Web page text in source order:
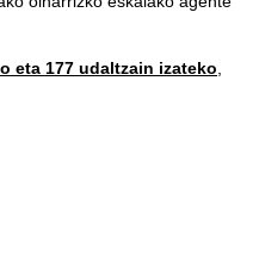
eta 177 udaltzain izateko